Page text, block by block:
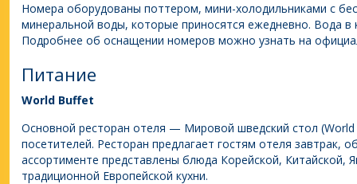
Номера оборудованы поттером, мини-холодильниками с
минеральной воды, которые приносятся ежедневно. Вода в
Подробнее об оснащении номеров можно узнать на
Питание
World Buffet
Основной ресторан отеля — Мировой шведский стол (World
посетителей. Ресторан предлагает гостям отеля завтрак,
ассортименте представлены блюда Корейской, Китайской,
традиционной Европейской кухни.